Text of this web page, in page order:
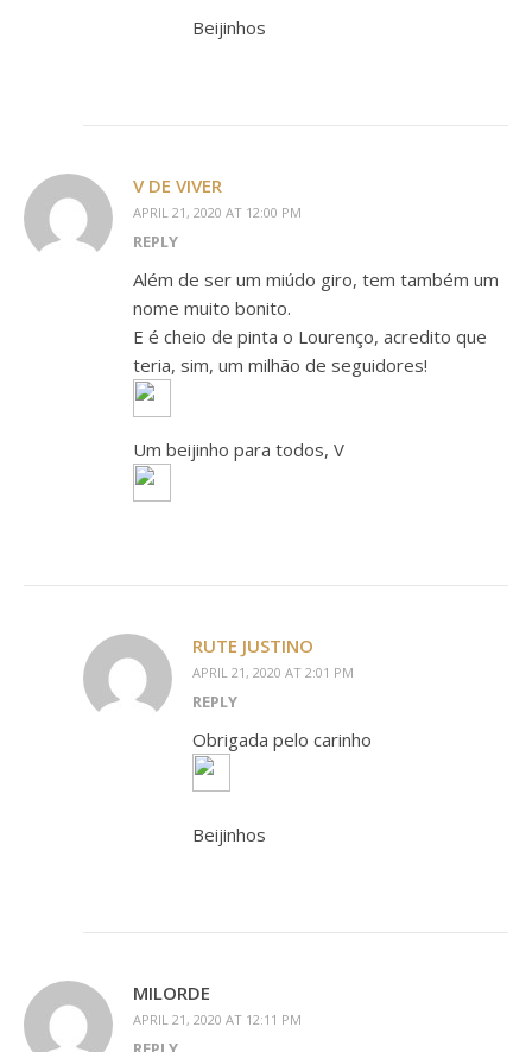
Beijinhos
V DE VIVER
APRIL 21, 2020 AT 12:00 PM
REPLY
Além de ser um miúdo giro, tem também um
nome muito bonito.
E é cheio de pinta o Lourenço, acredito que
teria, sim, um milhão de seguidores!
Um beijinho para todos, V
RUTE JUSTINO
APRIL 21, 2020 AT 2:01 PM
REPLY
Obrigada pelo carinho
Beijinhos
MILORDE
APRIL 21, 2020 AT 12:11 PM